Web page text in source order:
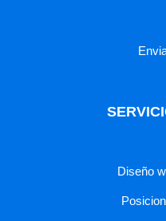
Diseño